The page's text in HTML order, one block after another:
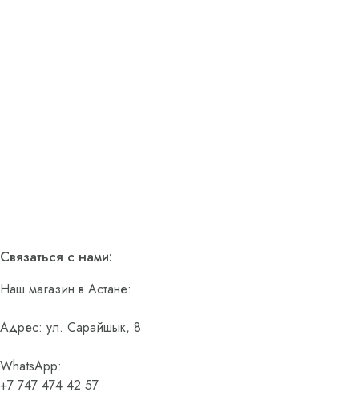
Связаться с нами:
Наш магазин в Астане:
Адрес: ул. Сарайшык, 8
WhatsApp:
+7 747 474 42 57